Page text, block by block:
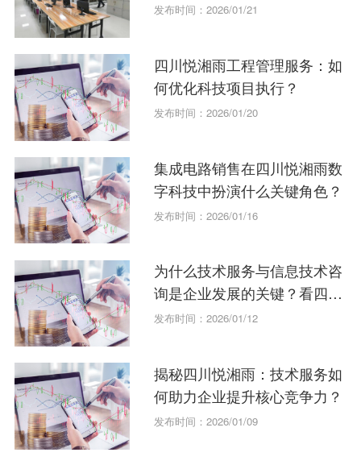
发布时间：2026/01/21
四川悦湘雨工程管理服务：如
何优化科技项目执行？
发布时间：2026/01/20
集成电路销售在四川悦湘雨数
字科技中扮演什么关键角色？
发布时间：2026/01/16
为什么技术服务与信息技术咨
询是企业发展的关键？看四川
悦湘雨的案例。
发布时间：2026/01/12
揭秘四川悦湘雨：技术服务如
何助力企业提升核心竞争力？
发布时间：2026/01/09